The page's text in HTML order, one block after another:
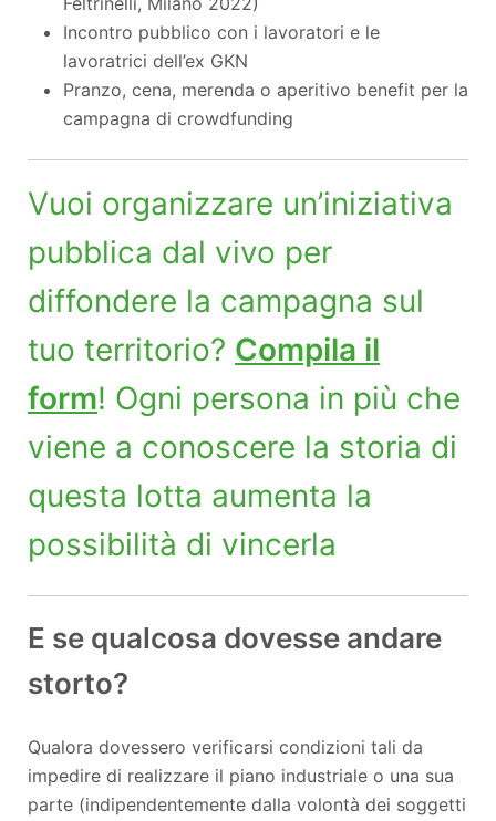
Incontro pubblico con i lavoratori e le
lavoratrici dell’ex GKN
Pranzo, cena, merenda o aperitivo benefit per la
campagna di crowdfunding
Vuoi organizzare un’iniziativa
pubblica dal vivo per
diffondere la campagna sul
tuo territorio? Compila il
form! Ogni persona in più che
viene a conoscere la storia di
questa lotta aumenta la
possibilità di vincerla
E se qualcosa dovesse andare
storto?
Qualora dovessero verificarsi condizioni tali da
impedire di realizzare il piano industriale o una sua
parte (indipendentemente dalla volontà dei soggetti